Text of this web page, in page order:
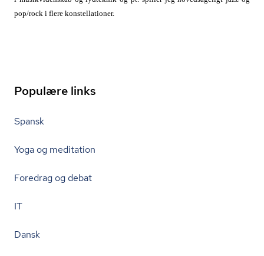
pop/rock i flere kon­stel­la­tio­ner.
Populære links
Spansk
Yoga og meditation
Foredrag og debat
IT
Dansk